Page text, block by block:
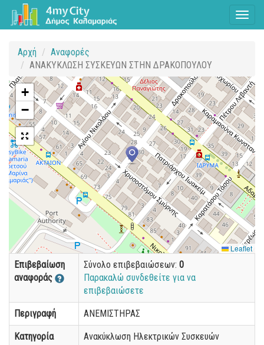
Αρχή
Αναφορές
ΑΝΑΚΥΚΛΩΣΗ ΣΥΣΚΕΥΩΝ ΣΤΗΝ ΔΡΑΚΟΠΟΥΛΟΥ
+
−
Leaflet
Επιβεβαίωση
αναφοράς
Σύνολο επιβεβαιώσεων: 0
Παρακαλώ συνδεθείτε για να
επιβεβαιώσετε
Περιγραφή ΑΝΕΜΙΣΤΗΡΑΣ
Κατηγορία Ανακύκλωση Ηλεκτρικών Συσκευών